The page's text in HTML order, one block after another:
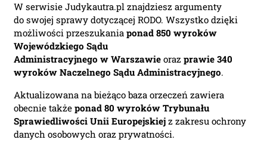
W serwisie Judykautra.pl znajdziesz argumenty
do swojej sprawy dotyczącej RODO. Wszystko dzięki
możliwości przeszukania ponad 850 wyroków
Wojewódzkiego Sądu
Administracyjnego w Warszawie oraz prawie 340
wyroków Naczelnego Sądu Administracyjnego.
Aktualizowana na bieżąco baza orzeczeń zawiera
obecnie także ponad 80 wyroków Trybunału
Sprawiedliwości Unii Europejskiej z zakresu ochrony
danych osobowych oraz prywatności.